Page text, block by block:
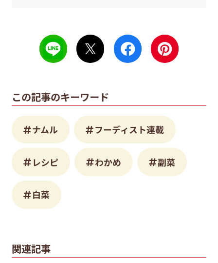
この記事のキーワード
ナムル フーディスト連載
レシピ わかめ 副菜
白菜
関連記事